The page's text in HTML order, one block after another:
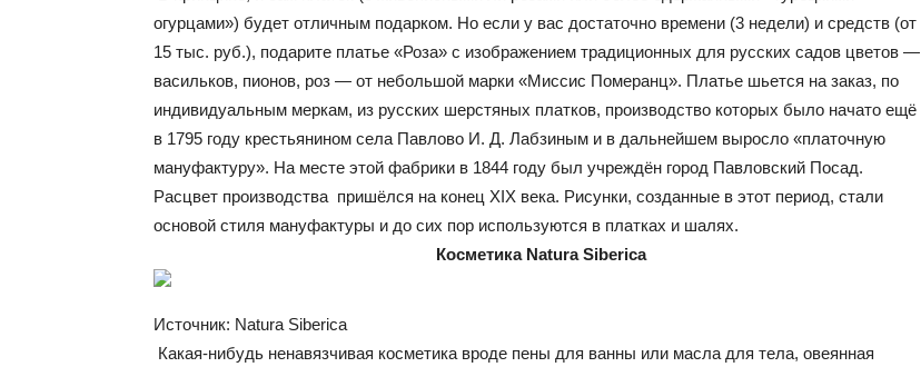
огурцами») будет отличным подарком. Но если у вас достаточно времени (3 недели) и средств (от
15 тыс. руб.), подарите платье «Роза» с изображением традиционных для русских садов цветов —
васильков, пионов, роз — от небольшой марки «Миссис Померанц». Платье шьется на заказ, по
индивидуальным меркам, из русских шерстяных платков, производство которых было начато ещё
в 1795 году крестьянином села Павлово И. Д. Лабзиным и в дальнейшем выросло «платочную
мануфактуру». На месте этой фабрики в 1844 году был учреждён город Павловский Посад.
Расцвет производства пришёлся на конец XIX века. Рисунки, созданные в этот период, стали
основой стиля мануфактуры и до сих пор используются в платках и шалях.
Косметика Natura Siberica
Источник: Natura Siberica
Какая-нибудь ненавязчивая косметика вроде пены для ванны или масла для тела, овеянная